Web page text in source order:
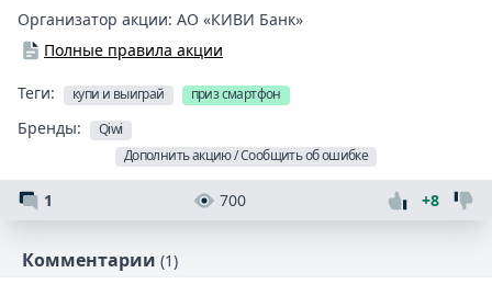
Организатор акции: АО «КИВИ Банк»
Полные правила акции
Теги: купи и выиграй приз смартфон
Бренды:
Qiwi
Дополнить акцию / Сообщить об ошибке
1 700 +8
Комментарии (1)